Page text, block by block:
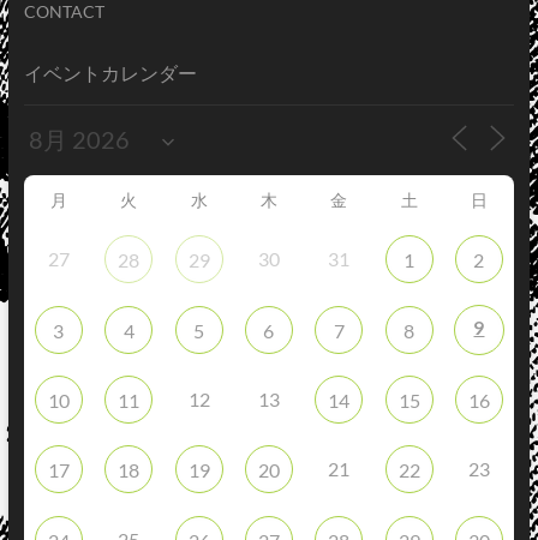
CONTACT
イベントカレンダー
月 火 水 木 金 土 日
27 28 29 30 31 1 2
3 4 5 6 7 8 9
10 11 12 13 14 15 16
17 18 19 20 21 22 23